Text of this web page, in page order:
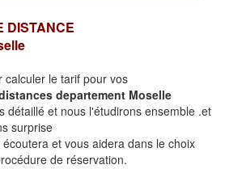
DISTANCE
calculer le tarif pour vos
departement Moselle
détaillé et nous l'étudirons ensemble .et
surprise
et vous aidera dans le choix
de réservation.